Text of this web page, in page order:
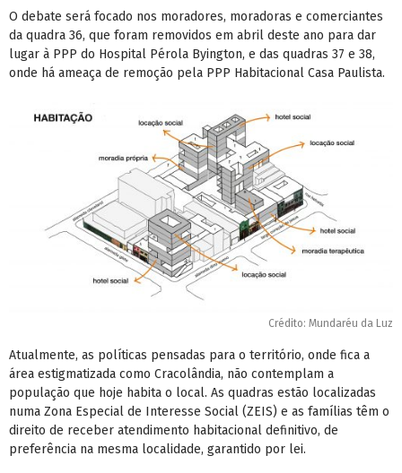
O debate será focado nos moradores, moradoras e comerciantes
da quadra 36, que foram removidos em abril deste ano para dar
lugar à PPP do Hospital Pérola Byington, e das quadras 37 e 38,
onde há ameaça de remoção pela PPP Habitacional Casa Paulista.
Crédito: Mundaréu da Luz
Atualmente, as políticas pensadas para o território, onde fica a
área estigmatizada como Cracolândia, não contemplam a
população que hoje habita o local. As quadras estão localizadas
numa Zona Especial de Interesse Social (ZEIS) e as famílias têm o
direito de receber atendimento habitacional definitivo, de
preferência na mesma localidade, garantido por lei.